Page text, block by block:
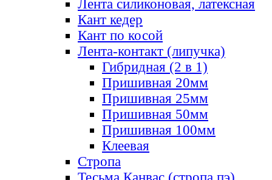
Лента силиконовая, латексная
Кант кедер
Кант по косой
Лента-контакт (липучка)
Гибридная (2 в 1)
Пришивная 20мм
Пришивная 25мм
Пришивная 50мм
Пришивная 100мм
Клеевая
Стропа